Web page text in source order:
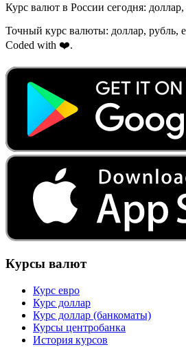
Курс валют в России сегодня: доллар,
Точный курс валюты: доллар, рубль,
Coded with ❤️.
Курсы валют
Курс евро
Курс доллар
Курс доллар (банкоматы)
Курсы центробанка
История курсов